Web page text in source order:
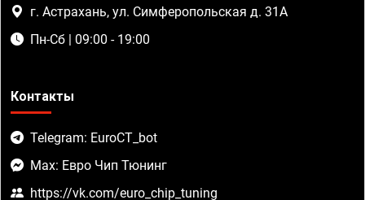
г. Астрахань, ул. Симферопольская д. 31А
Пн-Сб | 09:00 - 19:00
Контакты
Telegram: EuroCT_bot
Max: Евро Чип Тюнинг
https://vk.com/euro_chip_tuning